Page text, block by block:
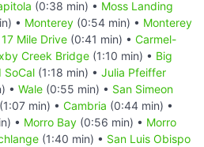
(0:38 min) • Moss Landing
• Monterey (0:54 min) • Monterey
17 Mile Drive (0:41 min) • Carmel-
Creek Bridge (1:10 min) • Big
SoCal (1:18 min) • Julia Pfeiffer
• Wale (0:55 min) • San Simeon
(1:07 min) • Cambria (0:44 min) •
• Morro Bay (0:56 min) • Morro
(1:40 min) • San Luis Obispo